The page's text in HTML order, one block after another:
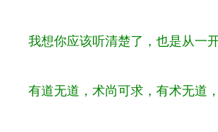
我想你应该听清楚了，也是从一
有道无道，术尚可求，有术无道